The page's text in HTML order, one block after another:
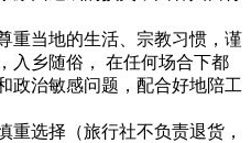
重当地的生活、宗教习惯，谨
入乡随俗， 在任何场合下都
政治敏感问题，配合好地陪工
重选择（旅行社不负责退货，